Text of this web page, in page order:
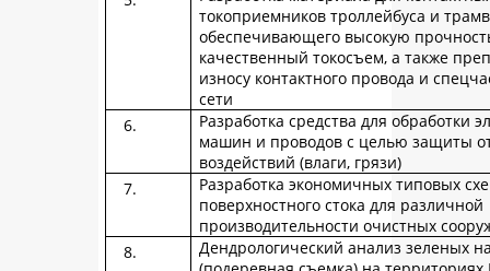
токоприемников троллейбуса и
обеспечивающего высокую
качественный токосъем, а также
износу контактного провода и
сети
Разработка средства для обработки
машин и проводов с целью защиты
воздействий (влаги, грязи)
Разработка экономичных типовых
поверхностного стока для различной
производительности очистных
Дендрологический анализ зеленых